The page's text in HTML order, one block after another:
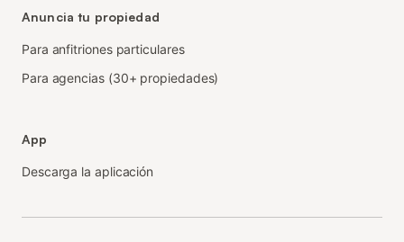
Anuncia tu propiedad
Para anfitriones particulares
Para agencias (30+ propiedades)
App
Descarga la aplicación